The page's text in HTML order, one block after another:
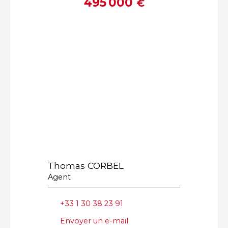
€
Thomas CORBEL
Agent
+33 1 30 38 23 91
Envoyer un e-mail